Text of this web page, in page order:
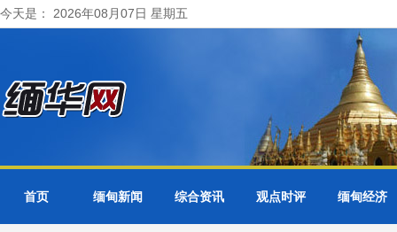
今天是： 2026年08月07日 星期五
首页 缅甸新闻 综合资讯 观点时评 缅甸经济